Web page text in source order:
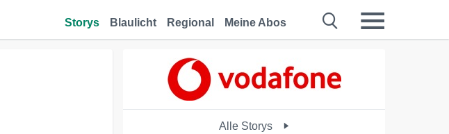
Storys Blaulicht Regional Meine Abos
Alle Storys